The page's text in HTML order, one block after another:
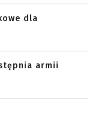
dla
armii